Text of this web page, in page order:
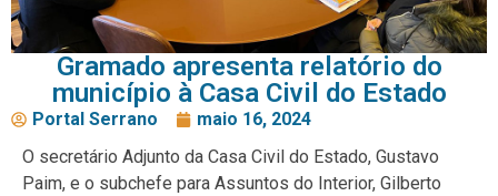
Gramado apresenta relatório do
município à Casa Civil do Estado
Portal Serrano
maio 16, 2024
O secretário Adjunto da Casa Civil do Estado, Gustavo
Paim, e o subchefe para Assuntos do Interior, Gilberto